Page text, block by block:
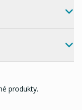
produkty.